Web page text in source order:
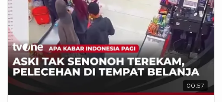
00:57